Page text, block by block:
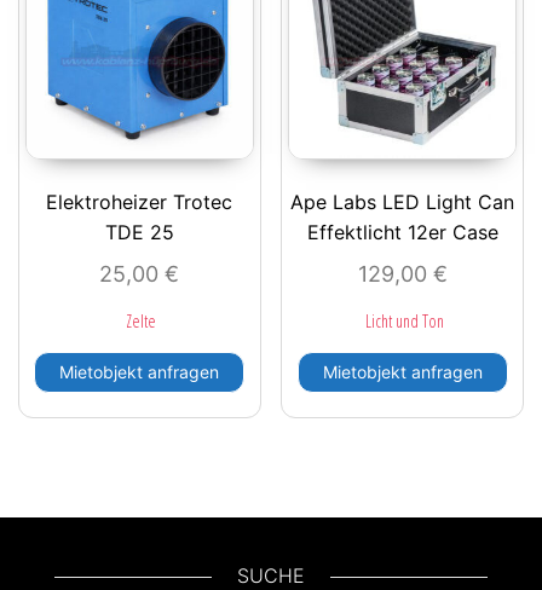
Elektroheizer Trotec
TDE 25
25,00€
Zelte
Mietobjekt anfragen
Ape Labs LED Light Can
Effektlicht 12er Case
129,00 €
Licht und Ton
Mietobjekt anfragen
SUCHE